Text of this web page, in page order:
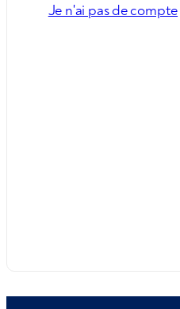
Je n'ai pas de compte